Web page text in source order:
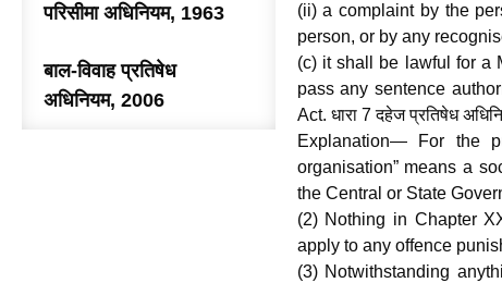
परिसीमा अधिनियम, 1963
बाल-विवाह प्रतिषेध
अधिनियम, 2006
(ii) a complaint by the
person, or by any
(c) it shall be lawful for a
pass any sentence
Act. धारा 7 दहेज प्रतिषेध
Explanation— For the
organisation” means a
the Central or State
(2) Nothing in Chapter
apply to any offence
(3) Notwithstanding